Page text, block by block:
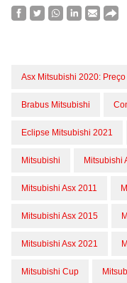
Asx Mitsubishi 2020: Preço
Brabus Mitsubishi
Eclipse Mitsubishi 2021
Mitsubishi Mitsubishi
Mitsubishi Asx 2011
Mitsubishi Asx 2015
Mitsubishi Asx 2021
Mitsubishi Cup